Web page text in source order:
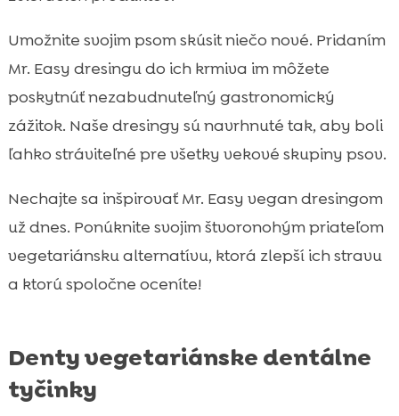
Umožnite svojim psom skúsit niečo nové. Pridaním
Mr. Easy dresingu do ich krmiva im môžete
poskytnúť nezabudnuteľný gastronomický
zážitok. Naše dresingy sú navrhnuté tak, aby boli
ľahko stráviteľné pre všetky vekové skupiny psov.
Nechajte sa inšpirovať Mr. Easy vegan dresingom
už dnes. Ponúknite svojim štvoronohým priateľom
vegetariánsku alternatívu, ktorá zlepší ich stravu
a ktorú spoločne oceníte!
Denty vegetariánske dentálne
tyčinky